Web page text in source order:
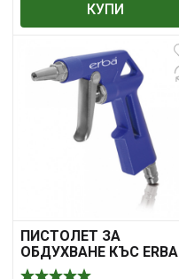
КУПИ
ПИСТОЛЕТ ЗА
ОБДУХВАНЕ КЪС ERBA